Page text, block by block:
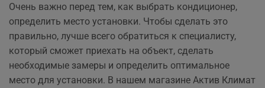
Очень важно перед тем, как выбрать кондиционер,
определить место установки. Чтобы сделать это
правильно, лучше всего обратиться к специалисту,
который сможет приехать на объект, сделать
необходимые замеры и определить оптимальное
место для установки. В нашем магазине Актив Климат